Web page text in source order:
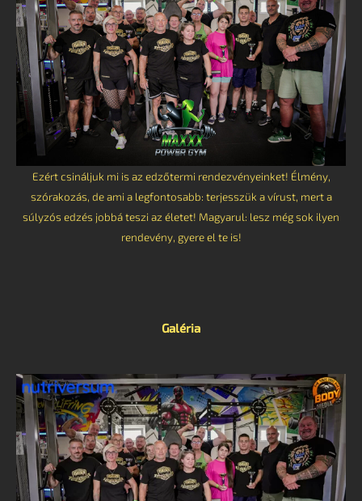
Ezért csináljuk mi is az edzőtermi rendezvényeinket! Élmény,
szórakozás, de ami a legfontosabb: terjesszük a vírust, mert a
súlyzós edzés jobbá teszi az életet! Magyarul: lesz még sok ilyen
rendevény, gyere el te is!
Galéria